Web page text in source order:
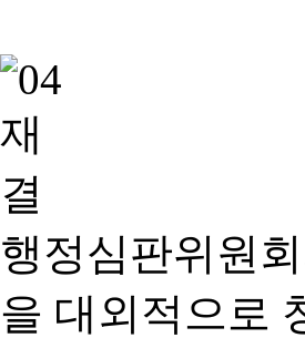
행정심판위원
을 대외적으로